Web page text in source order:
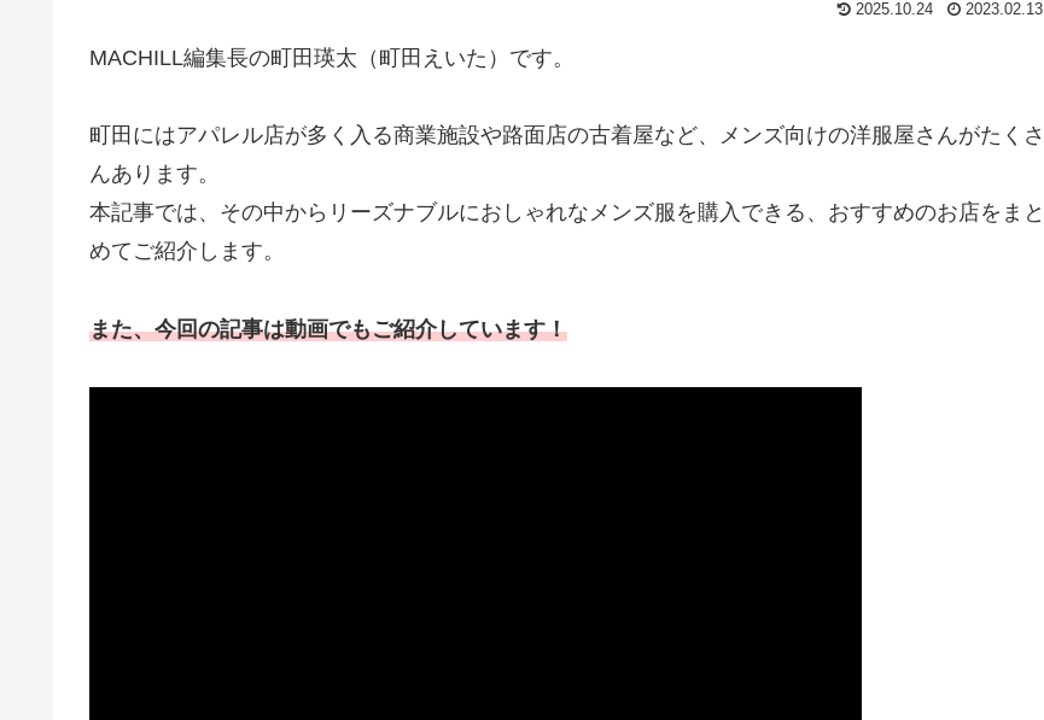
2025.10.24 2023.02.13
MACHILL編集長の町田瑛太（町田えいた）です。
町田にはアパレル店が多く入る商業施設や路面店の古着屋など、メンズ向けの洋服屋さんがたくさ
んあります。
本記事では、その中からリーズナブルにおしゃれなメンズ服を購入できる、おすすめのお店をまと
めてご紹介します。
また、今回の記事は動画でもご紹介しています！